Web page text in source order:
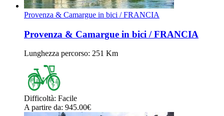
Provenza & Camargue in bici / FRANCIA
Provenza & Camargue in bici / FRANCIA
Lunghezza percorso: 251 Km
Difficoltà: Facile
A partire da: 945.00€